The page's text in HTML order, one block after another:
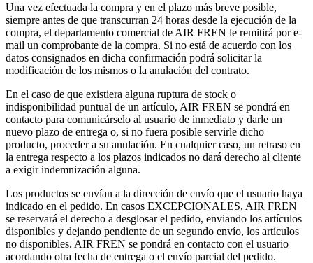
Una vez efectuada la compra y en el plazo más breve posible,
siempre antes de que transcurran 24 horas desde la ejecución de la
compra, el departamento comercial de AIR FREN le remitirá por e-
mail un comprobante de la compra. Si no está de acuerdo con los
datos consignados en dicha confirmación podrá solicitar la
modificación de los mismos o la anulación del contrato.
En el caso de que existiera alguna ruptura de stock o
indisponibilidad puntual de un artículo, AIR FREN se pondrá en
contacto para comunicárselo al usuario de inmediato y darle un
nuevo plazo de entrega o, si no fuera posible servirle dicho
producto, proceder a su anulación. En cualquier caso, un retraso en
la entrega respecto a los plazos indicados no dará derecho al cliente
a exigir indemnización alguna.
Los productos se envían a la dirección de envío que el usuario haya
indicado en el pedido. En casos EXCEPCIONALES, AIR FREN
se reservará el derecho a desglosar el pedido, enviando los artículos
disponibles y dejando pendiente de un segundo envío, los artículos
no disponibles. AIR FREN se pondrá en contacto con el usuario
acordando otra fecha de entrega o el envío parcial del pedido.